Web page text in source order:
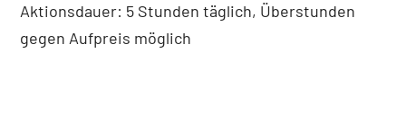
Aktionsdauer: 5 Stunden täglich, Überstunden
gegen Aufpreis möglich